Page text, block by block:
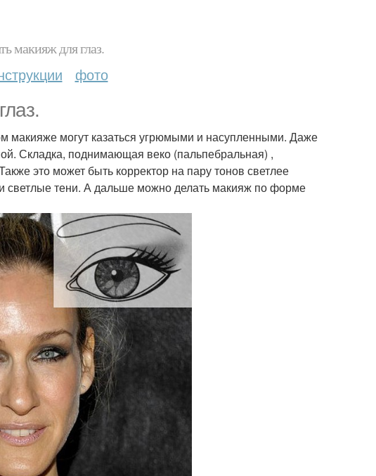
макияж для глаз.
фото
могут казаться угрюмыми и насупленными. Даже
Складка, поднимающая веко (пальпебральная) ,
это может быть корректор на пару тонов светлее
светлые тени. А дальше можно делать макияж по форме